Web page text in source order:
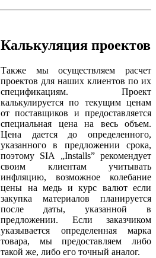
Калькуляция проектов
Также мы осуществляем расчет
проектов для наших клиентов по их
спецификациям. Проект
калькулируется по текущим ценам
от поставщиков и предоставляется
специальная цена на весь объем.
Цена дается до определенного,
указанного в предложении срока,
поэтому SIA „Installs” рекомендует
своим клиентам учитывать
инфляцию, возможное колебание
цены на медь и курс валют если
закупка материалов планируется
после даты, указанной в
предложении. Если заказчиком
указывается определенная марка
товара, мы предоставляем либо
такой же, либо его точный аналог.